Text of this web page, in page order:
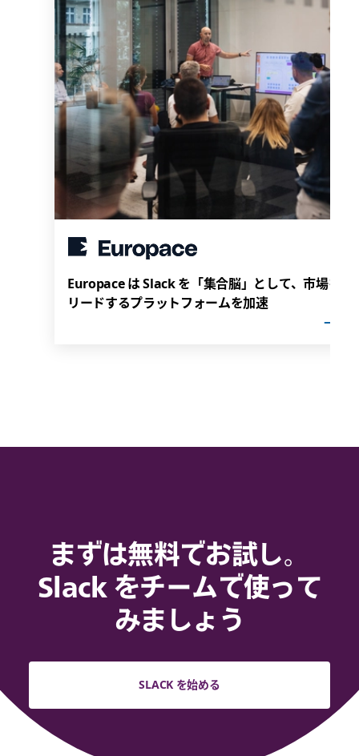
Europace は Slack を「集合脳」として、市場を
リードするプラットフォームを加速
まずは無料でお試し。
Slack をチームで使って
みましょう
SLACK を始める